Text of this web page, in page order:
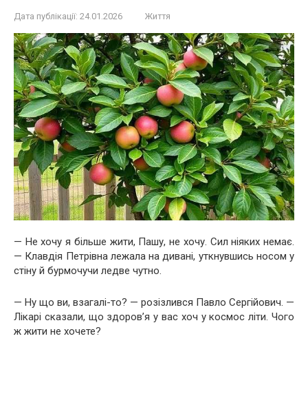
Дата публікації: 24.01.2026 Життя
— Не хочу я більше жити, Пашу, не хочу. Сил ніяких немає.
— Клавдія Петрівна лежала на дивані, уткнувшись носом у
стіну й бурмочучи ледве чутно.
— Ну що ви, взагалі-то? — розізлився Павло Сергійович. —
Лікарі сказали, що здоров’я у вас хоч у космос літи. Чого
ж жити не хочете?